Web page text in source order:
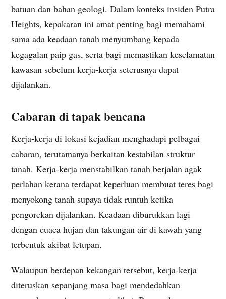
batuan dan bahan geologi. Dalam konteks insiden Putra
Heights, kepakaran ini amat penting bagi memahami
sama ada keadaan tanah menyumbang kepada
kegagalan paip gas, serta bagi memastikan keselamatan
kawasan sebelum kerja-kerja seterusnya dapat
dijalankan.
Cabaran di tapak bencana
Kerja-kerja di lokasi kejadian menghadapi pelbagai
cabaran, terutamanya berkaitan kestabilan struktur
tanah. Kerja-kerja menstabilkan tanah berjalan agak
perlahan kerana terdapat keperluan membuat teres bagi
menyokong tanah supaya tidak runtuh ketika
pengorekan dijalankan. Keadaan diburukkan lagi
dengan cuaca hujan dan takungan air di kawah yang
terbentuk akibat letupan.
Walaupun berdepan kekangan tersebut, kerja-kerja
diteruskan sepanjang masa bagi mendedahkan